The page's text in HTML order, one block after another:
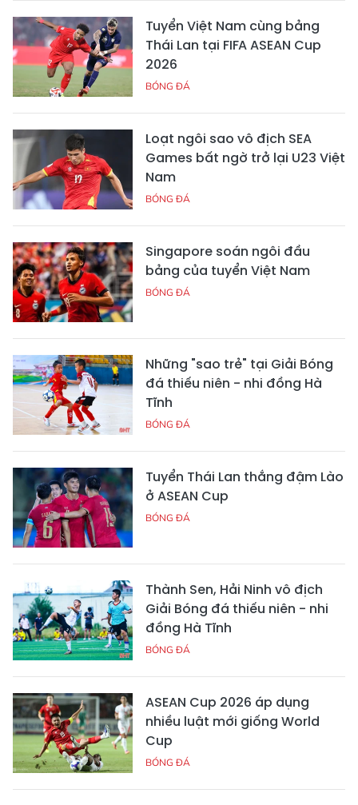
Tuyển Việt Nam cùng bảng
Thái Lan tại FIFA ASEAN Cup
2026
BÓNG ĐÁ
Loạt ngôi sao vô địch SEA
Games bất ngờ trở lại U23 Việt
Nam
BÓNG ĐÁ
Singapore soán ngôi đầu
bảng của tuyển Việt Nam
BÓNG ĐÁ
Những "sao trẻ" tại Giải Bóng
đá thiếu niên - nhi đồng Hà
Tĩnh
BÓNG ĐÁ
Tuyển Thái Lan thắng đậm Lào
ở ASEAN Cup
BÓNG ĐÁ
Thành Sen, Hải Ninh vô địch
Giải Bóng đá thiếu niên - nhi
đồng Hà Tĩnh
BÓNG ĐÁ
ASEAN Cup 2026 áp dụng
nhiều luật mới giống World
Cup
BÓNG ĐÁ